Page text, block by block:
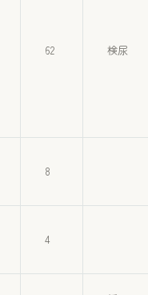
62 検尿
8
4